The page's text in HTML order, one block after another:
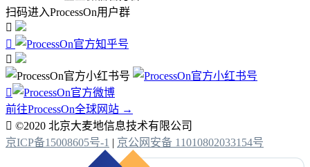
扫码进入ProcessOn用户群




前往ProcessOn全球网站 →
 ©2020 北京大麦地信息技术有限公司
京ICP备15008605号-1 | 京公网安备 11010802033154号